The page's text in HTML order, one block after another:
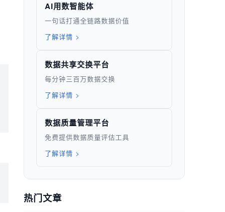
AI用数智能体
一句话打通全链路数据价值
了解详情 >
数据共享交换平台
每分钟三百万数据交换
了解详情 >
数据质量管理平台
免费提供数据质量评估工具
了解详情 >
热门文章